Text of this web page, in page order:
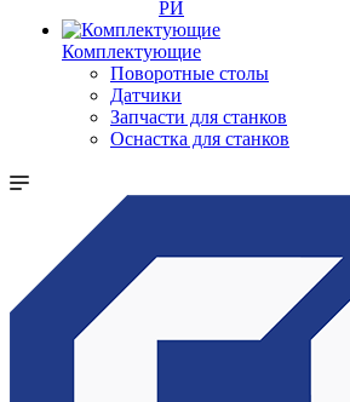
РИ
Комплектующие
Поворотные столы
Датчики
Запчасти для станков
Оснастка для станков